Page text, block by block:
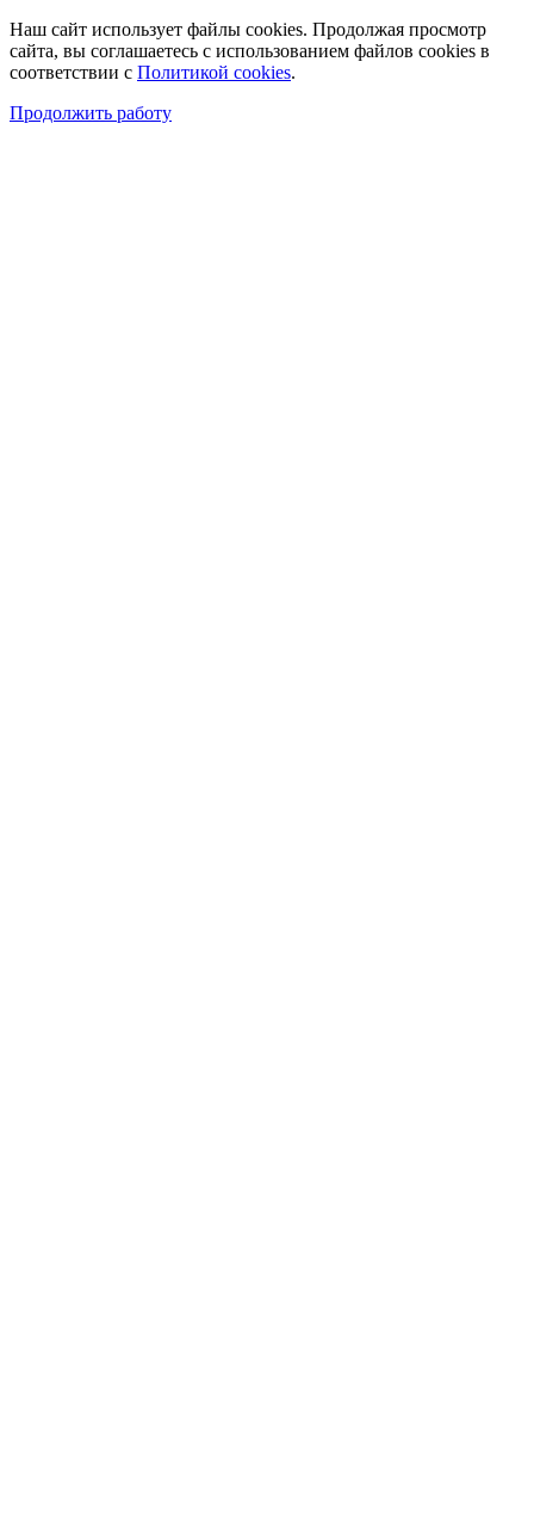
Наш сайт использует файлы cookies. Продолжая просмотр
сайта, вы соглашаетесь с использованием файлов cookies в
соответствии с Политикой cookies.
Продолжить работу